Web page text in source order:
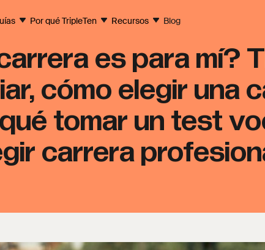
Por qué TripleTen Recursos Blog
es para mí?
cómo elegir una
tomar un test
carrera